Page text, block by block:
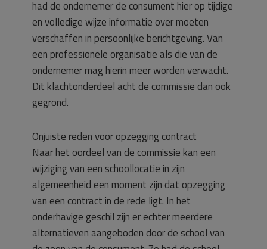
had de ondernemer de consument hier op tijdige
en volledige wijze informatie over moeten
verschaffen in persoonlijke berichtgeving. Van
een professionele organisatie als die van de
ondernemer mag hierin meer worden verwacht.
Dit klachtonderdeel acht de commissie dan ook
gegrond.
Onjuiste reden voor opzegging contract
Naar het oordeel van de commissie kan een
wijziging van een schoollocatie in zijn
algemeenheid een moment zijn dat opzegging
van een contract in de rede ligt. In het
onderhavige geschil zijn er echter meerdere
alternatieven aangeboden door de school van